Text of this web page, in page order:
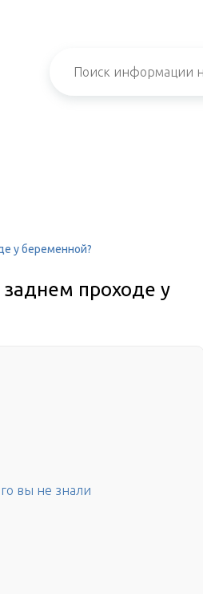
у беременной?
проходе у
вы не знали